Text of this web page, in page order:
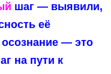
шаг — выявили,
её
— это
на пути к